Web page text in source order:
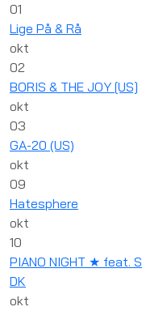
01
Lige På & Rå
okt
02
BORIS & THE JOY [US]
okt
03
GA-20 (US)
okt
09
Hatesphere
okt
10
PIANO NIGHT ★ feat.
DK
okt